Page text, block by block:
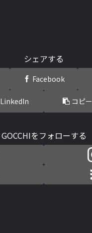
シェアする
Facebook
LinkedIn コピー
GOCCHIをフォローする